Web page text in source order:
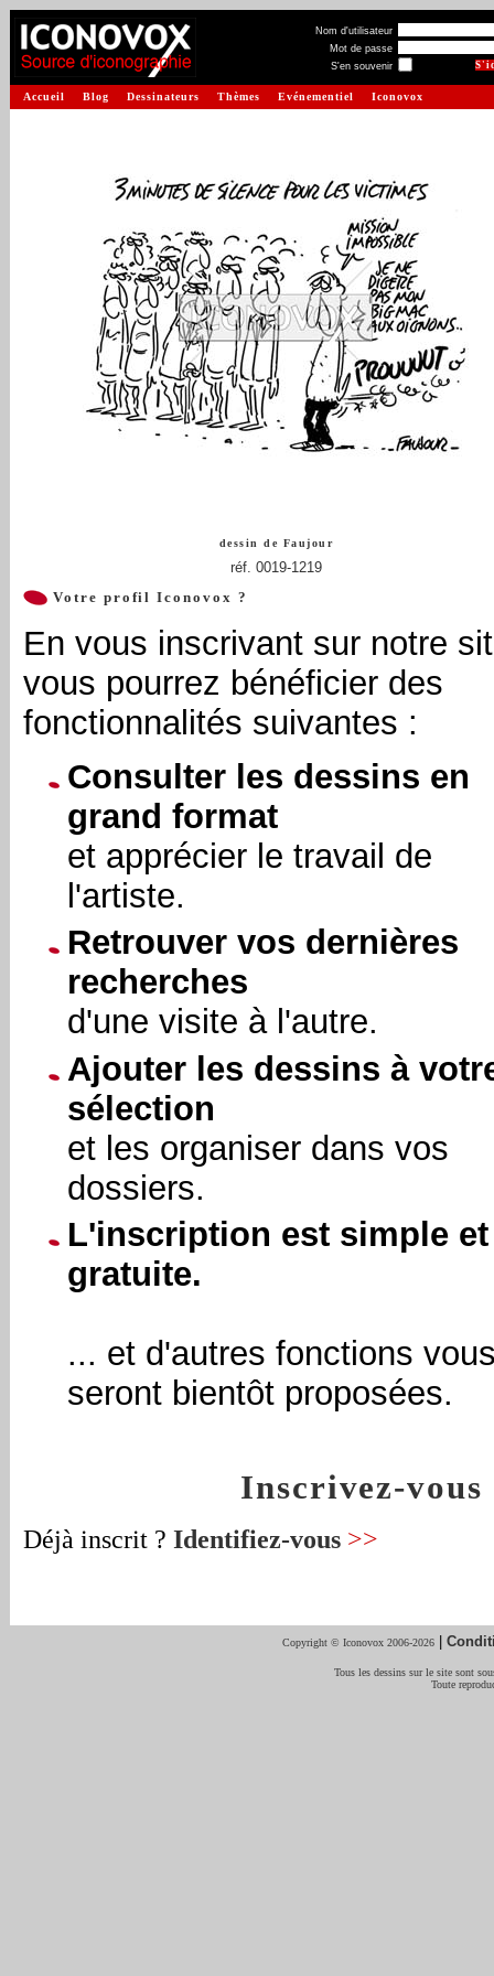
Nom d'utilisateur
Mot de passe
S'en souvenir
Accueil Blog Dessinateurs Thèmes Evénementiel Iconovox
dessin de Faujour
réf. 0019-1219
Votre profil Iconovox ?
En vous inscrivant sur notre
vous pourrez bénéficier des
fonctionnalités suivantes :
Consulter les dessins en
grand format
et apprécier le travail de
l'artiste.
Retrouver vos dernières
recherches
d'une visite à l'autre.
Ajouter les dessins à
sélection
et les organiser dans vos
dossiers.
L'inscription est simple et
gratuite.
... et d'autres fonctions
seront bientôt proposées.
Inscrivez-vous
Déjà inscrit ? Identifiez-vous >>
Copyright © Iconovox 2006-2026 |
Tous les dessins sur le site sont
Toute